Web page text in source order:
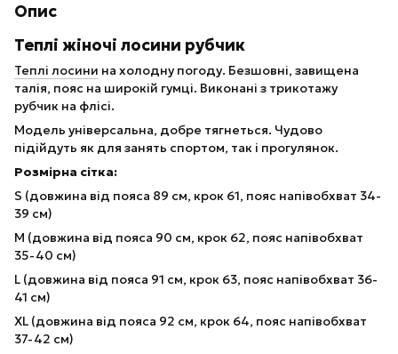
Опис
Теплі жіночі лосини рубчик
Теплі лосини на холодну погоду. Безшовні, завищена
талія, пояс на широкій гумці. Виконані з трикотажу
рубчик на флісі.
Модель універсальна, добре тягнеться. Чудово
підійдуть як для занять спортом, так і прогулянок.
Розмірна сітка:
S (довжина від пояса 89 см, крок 61, пояс напівобхват 34-
39 см)
M (довжина від пояса 90 см, крок 62, пояс напівобхват
35-40 см)
L (довжина від пояса 91 см, крок 63, пояс напівобхват 36-
41 см)
XL (довжина від пояса 92 см, крок 64, пояс напівобхват
37-42 см)